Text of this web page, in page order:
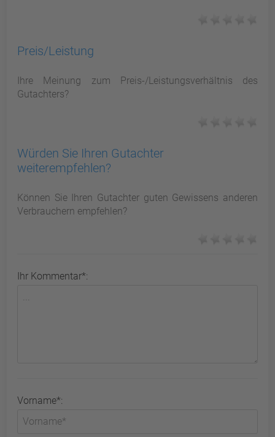
Preis/Leistung
Ihre Meinung zum Preis-/Leistungsverhältnis des
Gutachters?
Würden Sie Ihren Gutachter
weiterempfehlen?
Können Sie Ihren Gutachter guten Gewissens anderen
Verbrauchern empfehlen?
Ihr Kommentar*:
Vorname*: